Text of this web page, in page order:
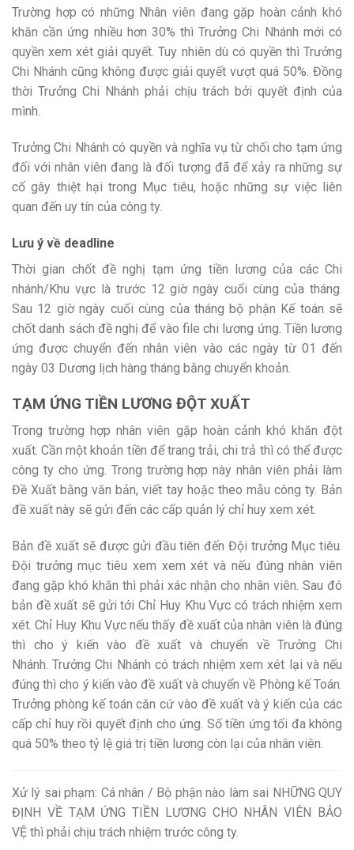
Trường hợp có những Nhân viên đang gặp hoàn cảnh khó
khăn cần ứng nhiều hơn 30% thì Trưởng Chi Nhánh mới có
quyền xem xét giải quyết. Tuy nhiên dù có quyền thì Trưởng
Chi Nhánh cũng không được giải quyết vượt quá 50%. Đồng
thời Trưởng Chi Nhánh phải chịu trách bởi quyết định của
mình.
Trưởng Chi Nhánh có quyền và nghĩa vụ từ chối cho tạm ứng
đối với nhân viên đang là đối tượng đã để xảy ra những sự
cố gây thiệt hại trong Mục tiêu, hoặc những sự việc liên
quan đến uy tín của công ty.
Lưu ý về deadline
Thời gian chốt đề nghị tạm ứng tiền lương của các Chi
nhánh/Khu vực là trước 12 giờ ngày cuối cùng của tháng.
Sau 12 giờ ngày cuối cùng của tháng bộ phận Kế toán sẽ
chốt danh sách đề nghị để vào file chi lương ứng. Tiền lương
ứng được chuyển đến nhân viên vào các ngày từ 01 đến
ngày 03 Dương lịch hàng tháng bằng chuyển khoản.
TẠM ỨNG TIỀN LƯƠNG ĐỘT XUẤT
Trong trường hợp nhân viên gặp hoàn cảnh khó khăn đột
xuất. Cần một khoản tiền để trang trải, chi trả thì có thể được
công ty cho ứng. Trong trường hợp này nhân viên phải làm
Đề Xuất bằng văn bản, viết tay hoặc theo mẫu công ty. Bản
đề xuất này sẽ gửi đến các cấp quản lý chỉ huy xem xét.
Bản đề xuất sẽ được gửi đầu tiên đến Đội trưởng Mục tiêu.
Đội trưởng mục tiêu xem xem xét và nếu đúng nhân viên
đang gặp khó khăn thì phải xác nhận cho nhân viên. Sau đó
bản đề xuất sẽ gửi tới Chỉ Huy Khu Vực có trách nhiệm xem
xét. Chỉ Huy Khu Vực nếu thấy đề xuất của nhân viên là đúng
thì cho ý kiến vào đề xuất và chuyển về Trưởng Chi
Nhánh. Trưởng Chi Nhánh có trách nhiệm xem xét lại và nếu
đúng thì cho ý kiến vào đề xuất và chuyển về Phòng kế Toán.
Trưởng phòng kế toán căn cứ vào đề xuất và ý kiến của các
cấp chỉ huy rồi quyết định cho ứng. Số tiền ứng tối đa không
quá 50% theo tỷ lệ giá trị tiền lương còn lại của nhân viên.
Xử lý sai phạm: Cá nhân / Bộ phận nào làm sai NHỮNG QUY
ĐỊNH VỀ TẠM ỨNG TIỀN LƯƠNG CHO NHÂN VIÊN BẢO
VỆ thì phải chịu trách nhiệm trước công ty.